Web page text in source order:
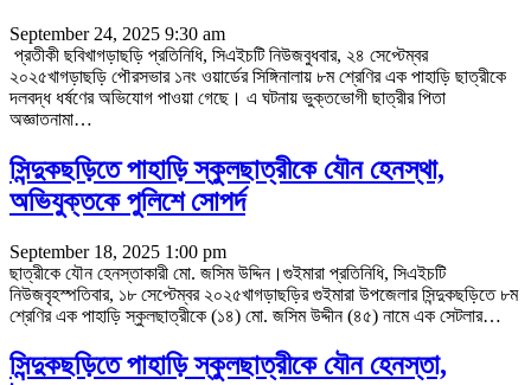
September 24, 2025 9:30 am
প্রতীকী ছবিখাগড়াছড়ি প্রতিনিধি, সিএইচটি নিউজবুধবার, ২৪ সেপ্টেম্বর
২০২৫খাগড়াছড়ি পৌরসভার ১নং ওয়ার্ডের সিঙ্গিনালায় ৮ম শ্রেণির এক পাহাড়ি ছাত্রীকে
দলবদ্ধ ধর্ষণের অভিযোগ পাওয়া গেছে। এ ঘটনায় ভুক্তভোগী ছাত্রীর পিতা
অজ্ঞাতনামা…
সিন্দুকছড়িতে পাহাড়ি স্কুলছাত্রীকে যৌন হেনস্থা,
অভিযুক্তকে পুলিশে সোপর্দ
September 18, 2025 1:00 pm
ছাত্রীকে যৌন হেনস্তাকারী মো. জসিম উদ্দিন।গুইমারা প্রতিনিধি, সিএইচটি
নিউজবৃহস্পতিবার, ১৮ সেপ্টেম্বর ২০২৫খাগড়াছড়ির গুইমারা উপজেলার সিন্দুকছড়িতে ৮ম
শ্রেণির এক পাহাড়ি স্কুলছাত্রীকে (১৪) মো. জসিম উদ্দীন (৪৫) নামে এক সেটলার…
সিন্দুকছড়িতে পাহাড়ি স্কুলছাত্রীকে যৌন হেনস্তা,